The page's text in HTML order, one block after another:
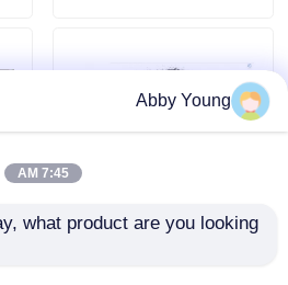
أخبار
حالات
Abby Young
7:45 AM
what product are you looking